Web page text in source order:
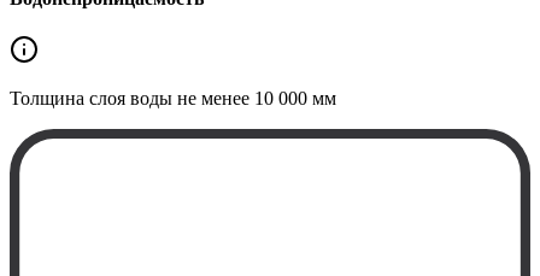
Толщина слоя воды не менее 10 000 мм